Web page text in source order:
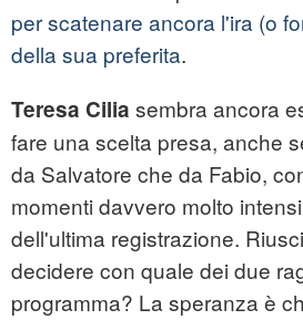
per scatenare ancora l'ira (o
della sua preferita.
Teresa Cilia sembra ancora
fare una scelta presa, anche
da Salvatore che da Fabio,
momenti davvero molto
dell'ultima registrazione.
decidere con quale dei due
programma? La speranza è